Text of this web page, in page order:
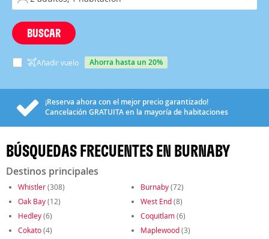
BUSCAR
Añadir vuelo ahorra hasta un 20%
¡Reserva ahora con el mejor precio garantizado!
Cancelación GRATUITAen la mayoría de habitaciones
BÚSQUEDAS FRECUENTES EN BURNABY
Destinos principales
Whistler(308) Burnaby(72)
Oak Bay(12) West End(8)
Hedley(6) Coquitlam(6)
Cokato(4) Maplewood(3)